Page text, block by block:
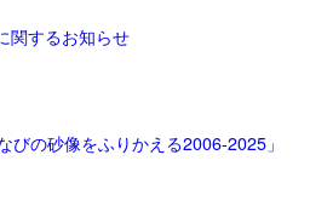
関するお知らせ
びの砂像をふりかえる2006-2025」